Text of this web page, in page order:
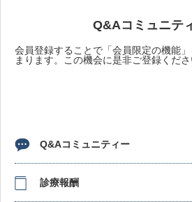
Q&Aコミュニテ
会員登録することで「会員限定の機能
まります。この機会に是非ご登録くださ
Q&Aコミュニティー
診療報酬